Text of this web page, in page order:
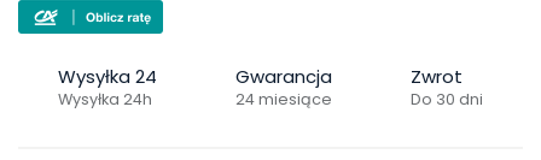
Wysyłka 24
Wysyłka 24h
Gwarancja
24 miesiące
Zwrot
Do 30 dni